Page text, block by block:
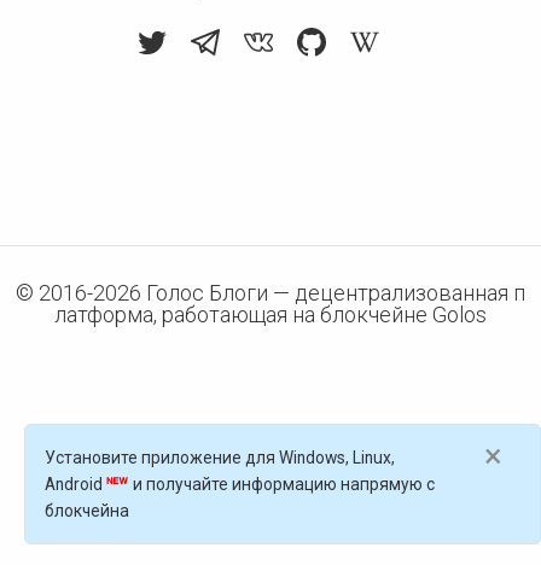
© 2016-2026 Голос Блоги — децентрализованная п
латформа, работающая на блокчейне Golos
×
Установите приложение для Windows, Linux,
Android
и получайте информацию напрямую с
блокчейна